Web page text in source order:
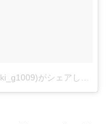
がシェアした投稿